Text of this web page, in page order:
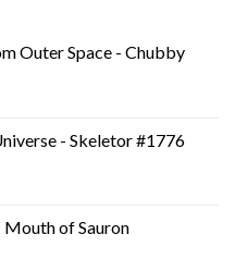
Outer Space - Chubby
- Skeletor #1776
of Sauron